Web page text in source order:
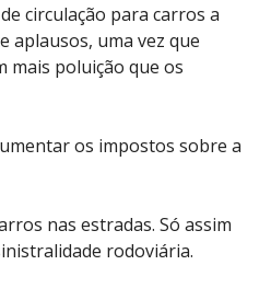
circulação para carros a
aplausos, uma vez que
mais poluição que os
os impostos sobre a
nas estradas. Só assim
rodoviária.